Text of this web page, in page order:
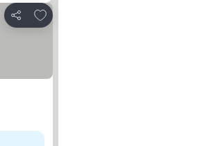
Partilhar
Adicionar aos favoritos